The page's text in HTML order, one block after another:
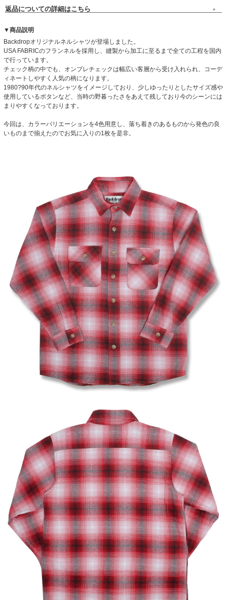
返品についての詳細はこちら
▼商品説明
Backdropオリジナルネルシャツが登場しました。
USA FABRICのフランネルを採用し、縫製から加工に至るまで全ての工程を国内
で行っています。
チェック柄の中でも、オンブレチェックは幅広い客層から受け入れられ、コーデ
ィネートしやすく人気の柄になります。
1980?90年代のネルシャツをイメージしており、少しゆったりとしたサイズ感や
使用しているボタンなど、当時の野暮ったさをあえて残しており今のシーンには
まりやすくなっております。
今回は、カラーバリエーションを4色用意し、落ち着きのあるものから発色の良
いものまで揃えたのでお気に入りの1枚を是非。